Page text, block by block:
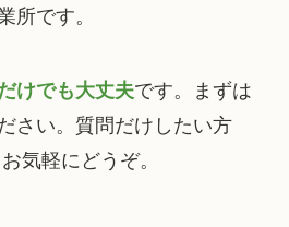
所です。
けでも大丈夫です。まずは
さい。質問だけしたい方
気軽にどうぞ。